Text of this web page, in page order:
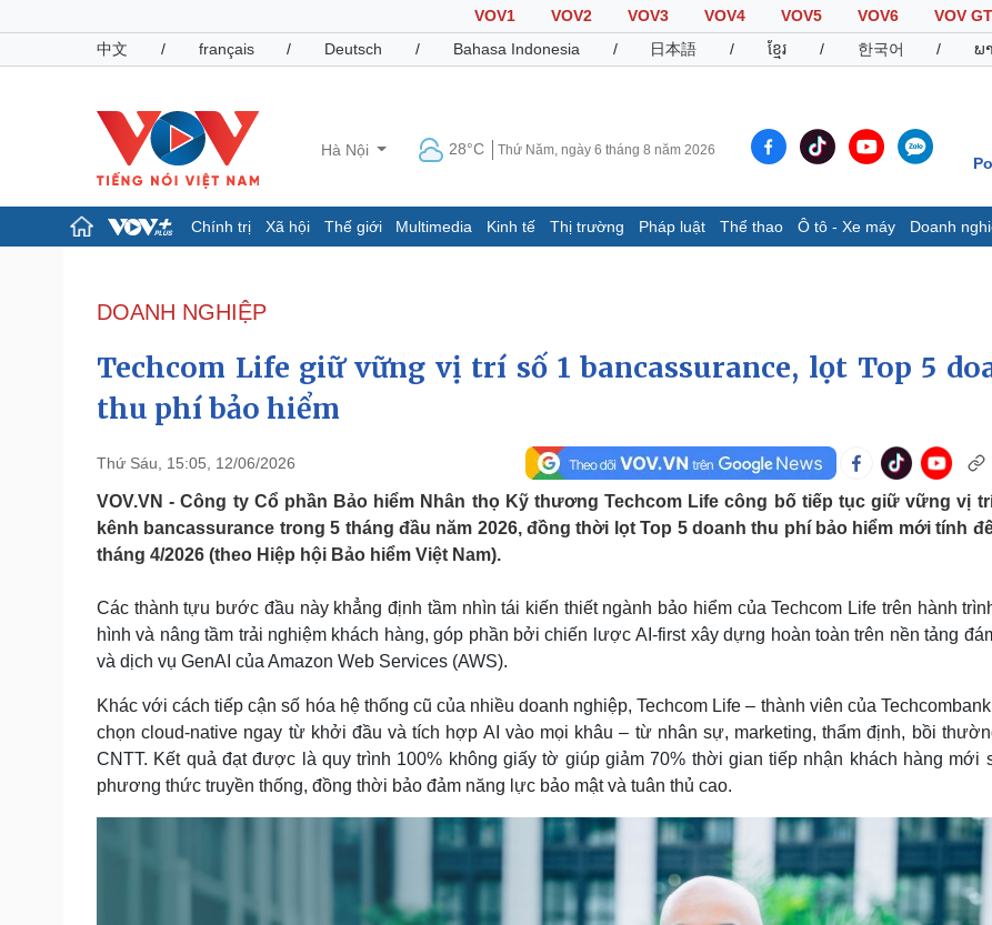
VOV1 VOV2 VOV3 VOV4 VOV5 VOV6
VOV GT
中文
/ français / Deutsch / Bahasa Indonesia / 日本語 / ខ្មែរ / 한국어 / ພ
Hà Nội 28°C Thứ Năm, ngày 6 tháng 8 năm 2026
Chính trị Xã hội Thế giới Multimedia Kinh tế Thị trường Pháp luật Thể thao Ô tô - Xe máy Doanh
Đảng
Tổ chức nhân sự
Nhận diện sự thật
Dấu ấn VOV
Biển đảo
Hồ sơ
Infographic
Pháp luật
Tin nóng
Tư vấn luật
Việt Nam
Phân tích
Thể thao
Lịch thi đấu bóng đá
Thế giới thể thao
Ô tô - Xe máy
Xe máy
Tư vấn
Sức khỏe
Dinh dưỡng - món ngon
Cây thuốc
Sản phụ khoa
Nhi khoa
Nam khoa
Làm đẹp - giảm cân
Phòng mạch online
Đời sống
Blog
Tình yêu - Gia đình
Văn hóa
Sân khấu - Điện ảnh
Di sản
Giải trí
Sao Việt
DOANH NGHIỆP
Techcom Life giữ vững vị trí số 1 bancassurance, lọt Top 5
thu phí bảo hiểm
Thứ Sáu, 15:05, 12/06/2026
VOV.VN - Công ty Cổ phần Bảo hiểm Nhân thọ Kỹ thương Techcom Life công bố tiếp tục giữ vững vị
kênh bancassurance trong 5 tháng đầu năm 2026, đồng thời lọt Top 5 doanh thu phí bảo hiểm mới tính
tháng 4/2026 (theo Hiệp hội Bảo hiểm Việt Nam).
Các thành tựu bước đầu này khẳng định tầm nhìn tái kiến thiết ngành bảo hiểm của Techcom Life trên hành
hình và nâng tầm trải nghiệm khách hàng, góp phần bởi chiến lược AI-first xây dựng hoàn toàn trên nền tảng
và dịch vụ GenAI của Amazon Web Services (AWS).
Khác với cách tiếp cận số hóa hệ thống cũ của nhiều doanh nghiệp, Techcom Life – thành viên của
chọn cloud-native ngay từ khởi đầu và tích hợp AI vào mọi khâu – từ nhân sự, marketing, thẩm định, bồi
CNTT. Kết quả đạt được là quy trình 100% không giấy tờ giúp giảm 70% thời gian tiếp nhận khách hàng mới
phương thức truyền thống, đồng thời bảo đảm năng lực bảo mật và tuân thủ cao.